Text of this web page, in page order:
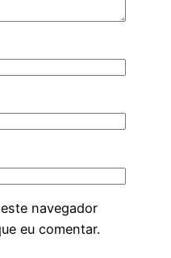
navegador
eu comentar.